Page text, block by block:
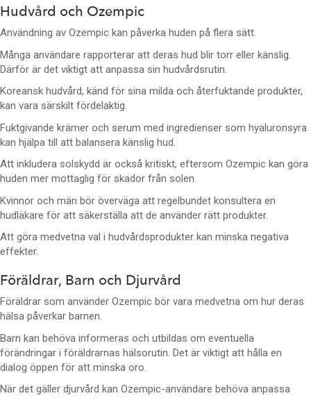
Hudvård och Ozempic
Användning av Ozempic kan påverka huden på flera sätt.
Många användare rapporterar att deras hud blir torr eller känslig.
Därför är det viktigt att anpassa sin hudvårdsrutin.
Koreansk hudvård, känd för sina milda och återfuktande produkter,
kan vara särskilt fördelaktig.
Fuktgivande krämer och serum med ingredienser som hyaluronsyra
kan hjälpa till att balansera känslig hud.
Att inkludera solskydd är också kritiskt, eftersom Ozempic kan göra
huden mer mottaglig för skador från solen.
Kvinnor och män bör överväga att regelbundet konsultera en
hudläkare för att säkerställa att de använder rätt produkter.
Att göra medvetna val i hudvårdsprodukter kan minska negativa
effekter.
Föräldrar, Barn och Djurvård
Föräldrar som använder Ozempic bör vara medvetna om hur deras
hälsa påverkar barnen.
Barn kan behöva informeras och utbildas om eventuella
förändringar i föräldrarnas hälsorutin. Det är viktigt att hålla en
dialog öppen för att minska oro.
När det gäller djurvård kan Ozempic-användare behöva anpassa